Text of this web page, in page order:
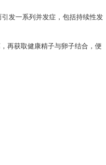
发一系列并发症，包括持续性发
再获取健康精子与卵子结合，便